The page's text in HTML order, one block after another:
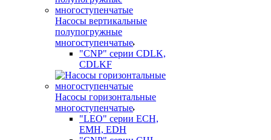
Насосы вертикальные
полупогружные
многоступенчатые
"CNP" серии CDLK,
CDLKF
Насосы горизонтальные
многоступенчатые
"LEO" серии ECH,
EMH, EDH